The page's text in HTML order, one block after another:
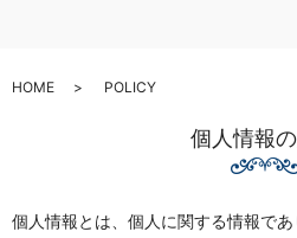
HOME POLICY
個人情報
個人情報とは、個人に関する情報で